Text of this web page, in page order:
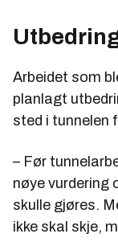
Arbeidet som
planlagt
sted i tunnelen
– Før
nøye vurdering
skulle gjøres.
ikke skal skje,